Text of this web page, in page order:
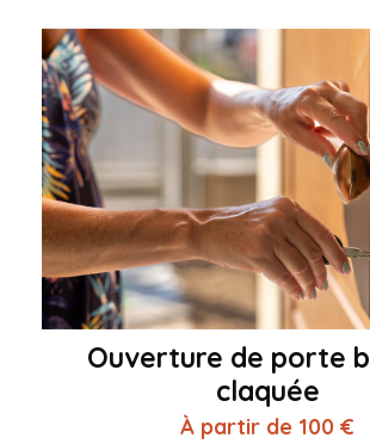
Ouverture de porte
claquée
À partir de 100 €